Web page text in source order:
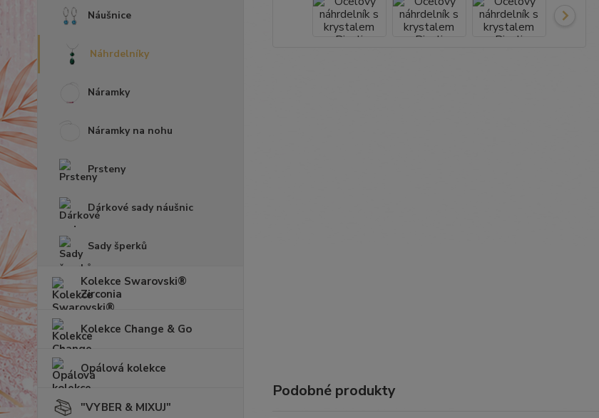
Náušnice
Náhrdelníky
Náramky
Náramky na nohu
Prsteny
Dárkové sady náušnic
Sady šperků
Kolekce Swarovski®
Zirconia
Kolekce Change & Go
Opálová kolekce
"VYBER & MIXUJ"
Podobné produkty